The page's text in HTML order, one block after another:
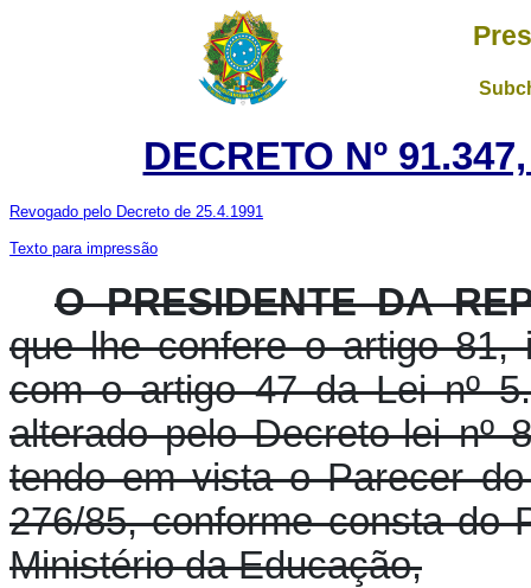
DECRETO Nº
Revogado pelo Decreto de 25.4.1991
Texto para impressão
O PRESIDENTE DA
que lhe confere o artigo 81,
com o artigo 47 da Lei nº
alterado pelo Decreto-lei nº
tendo em vista o Parecer
276/85, conforme consta do
Ministério da Educação,